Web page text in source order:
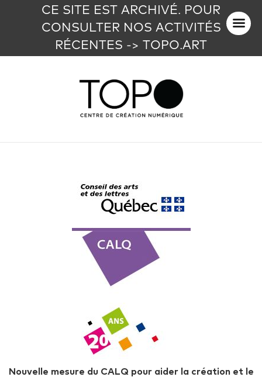
CE SITE EST ARCHIVÉ. POUR
CONSULTER NOS ACTIVITÉS
RÉCENTES -> TOPO.ART
Nouvelle mesure du CALQ pour aider la création et le